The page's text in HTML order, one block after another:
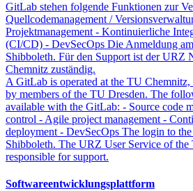
GitLab stehen folgende Funktionen zur
Quellcodemanagement /
Projektmanagement - Kontinuierliche
(CI/CD) - DevSecOps Die Anmeldung
Shibboleth. Für den Support ist der URZ
Chemnitz zuständig.
A GitLab is operated at the TU Chemnitz,
by members of the TU Dresden. The
available with the GitLab: - Source code
control - Agile project management -
deployment - DevSecOps The login to
Shibboleth. The URZ User Service of
responsible for support.
Softwareentwicklungsplattform